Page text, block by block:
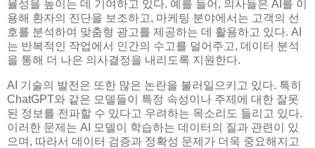
율성을 높이는 데 기여하고 있다. 예를 들어, 의사들은 AI를 이
용해 환자의 진단을 보조하고, 마케팅 분야에서는 고객의 선
호를 분석하여 맞춤형 광고를 제공하는 데 활용하고 있다. AI
는 반복적인 작업에서 인간의 수고를 덜어주고, 데이터 분석
을 통해 더 나은 의사결정을 내리도록 지원한다.
AI 기술의 발전은 또한 많은 논란을 불러일으키고 있다. 특히
ChatGPT와 같은 모델들이 특정 속성이나 주제에 대한 잘못
된 정보를 전파할 수 있다고 우려하는 목소리도 들리고 있다.
이러한 문제는 AI 모델이 학습하는 데이터의 질과 관련이 있
으며, 따라서 데이터 검증과 정확성 문제가 더욱 중요해지고